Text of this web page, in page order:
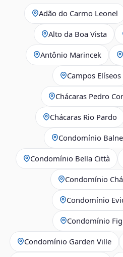
Adão do Carmo Leonel
Alto da Boa Vista
Antônio Marincek
Campos Elíseos
Chácaras Pedro
Chácaras Rio Pardo
Condomínio
Condomínio Bella Città
Condomínio
Condomínio
Condomínio
Condomínio Garden Ville